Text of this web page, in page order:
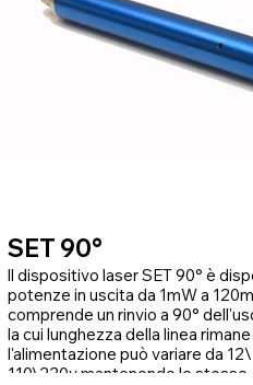
SET 90°
ll dispositivo laser SET 90° è
potenze in uscita da 1mW a
comprende un rinvio a 90°
la cui lunghezza della linea
l'alimentazione può variare da
110\220v mantenendo le stesse